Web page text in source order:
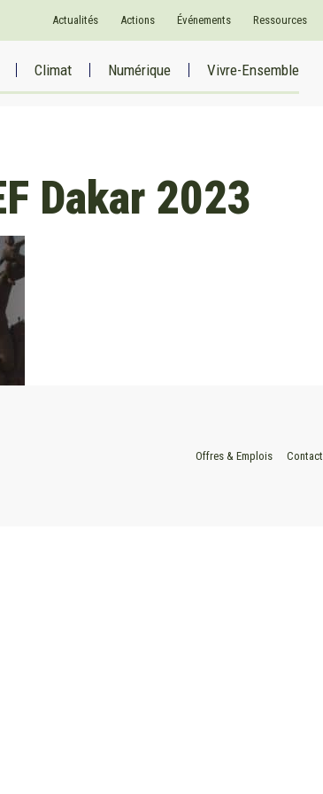
Actualités Actions Événements Ressources
Climat Numérique Vivre-Ensemble
Dakar 2023
Offres & Emplois Contact